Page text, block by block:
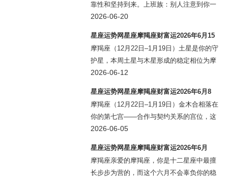
靠性和坚持到来。上班族：别人注意到你一
直在默默做的工作——本周事业运最旺，工
领导能力受到肯定，职场能见度
2026-06-20
星座运势网星座摩羯座财富运2026年6月15
日-21日
摩羯座（12月22日–1月19日）土星是你的守
护星，本周土星与木星形成的稳定相位为摩
羯座的财富管理提供了坚实的基础。上班
意味着你在日常业务中付出的劳动，本周将
有机
2026-06-12
星座运势网星座摩羯座财富运2026年6月8
日-14日
摩羯座（12月22日–1月19日）金木合相落在
你的第七宫——合作与契约关系的宫位，这
意味着你的财运与“他人的资源”深度绑定。上
客户引入的新需求或团队内部的资源共享
2026-06-05
星座运势网星座摩羯座财富运2026年6月
摩羯座亲爱的摩羯座，你是十二星座中最擅
长步步为营的，而这个六月不会辜负你的稳